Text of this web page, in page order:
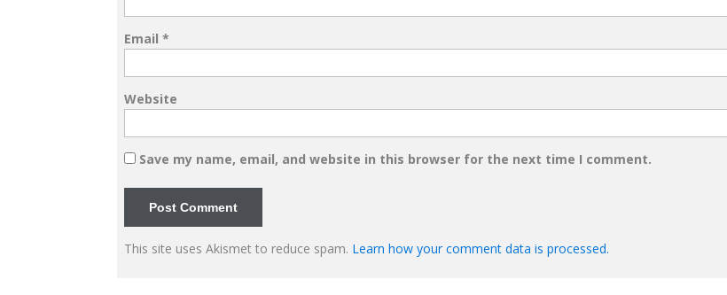
Email *
Website
Save my name, email, and website in this browser for the next time I comment.
This site uses Akismet to reduce spam. Learn how your comment data is processed.